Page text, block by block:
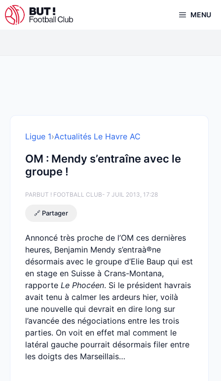
Aller
au
MENU
Ligue 1›Actualités Le Havre AC
OM : Mendy s’entraîne avec le
groupe !
PARBUT ! FOOTBALL CLUB- 7 JUIL 2013, 17:28
🔗 Partager
Annoncé très proche de l’OM ces dernières
heures, Benjamin Mendy s’entraà®ne
désormais avec le groupe d’Elie Baup qui est
en stage en Suisse à Crans-Montana,
rapporte Le Phocéen. Si le président havrais
avait tenu à calmer les ardeurs hier, voilà
une nouvelle qui devrait en dire long sur
l’avancée des négociations entre les trois
parties. On voit en effet mal comment le
latéral gauche pourrait désormais filer entre
les doigts des Marseillais…